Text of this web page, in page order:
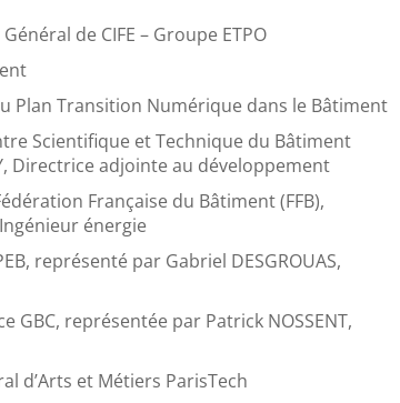
de CIFE – Groupe ETPO
Plan Transition Numérique dans le Bâtiment
Scientifique et Technique du Bâtiment
Directrice adjointe au développement
Française du Bâtiment (FFB),
énergie
représenté par Gabriel DESGROUAS,
GBC, représentée par Patrick NOSSENT,
d’Arts et Métiers ParisTech